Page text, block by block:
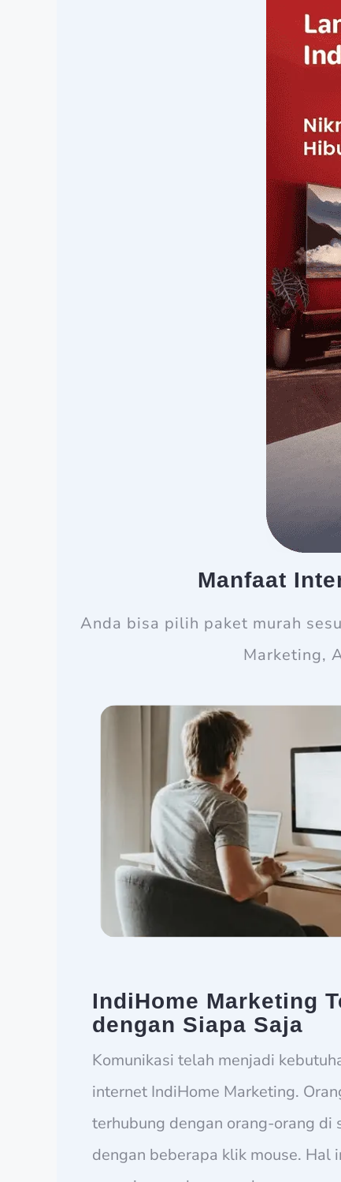
Manfaat
Anda bisa pilih paket murah
Marketing,
IndiHome Marketing
dengan Siapa Saja
Komunikasi telah menjadi
internet IndiHome Marketing.
terhubung dengan orang-orang di
dengan beberapa klik mouse. Hal